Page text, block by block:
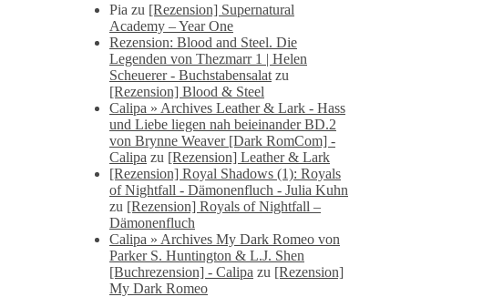
Pia zu [Rezension] Supernatural
Academy – Year One
Rezension: Blood and Steel. Die
Legenden von Thezmarr 1 | Helen
Scheuerer - Buchstabensalat zu
[Rezension] Blood & Steel
Calipa » Archives Leather & Lark - Hass
und Liebe liegen nah beieinander BD.2
von Brynne Weaver [Dark RomCom] -
Calipa zu [Rezension] Leather & Lark
[Rezension] Royal Shadows (1): Royals
of Nightfall - Dämonenfluch - Julia Kuhn
zu [Rezension] Royals of Nightfall –
Dämonenfluch
Calipa » Archives My Dark Romeo von
Parker S. Huntington & L.J. Shen
[Buchrezension] - Calipa zu [Rezension]
My Dark Romeo